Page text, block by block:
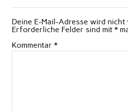
Deine E-Mail-Adresse wird
Erforderliche Felder sind mit *
Kommentar *